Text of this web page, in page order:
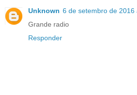
Unknown 6 de setembro de 2016
Grande radio
Responder